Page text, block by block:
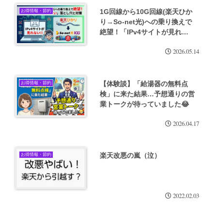
お得情報・節約
1G回線から10G回線(楽天ひか
り→So-net光)への乗り換えで
絶望！「IPv4サイトが見れな
2026.05.14
お得情報・節約
【体験談】「給湯器の無料点
検」に来た結果…予想通りの営
業トークが待っていました😂
2026.04.17
お得情報・節約 楽天改悪の嵐（泣）
2022.02.03